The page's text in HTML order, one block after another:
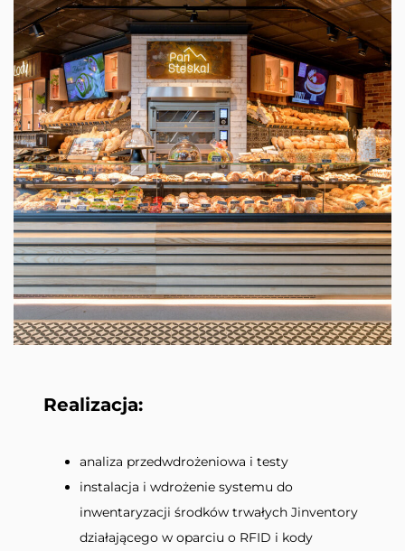
Realizacja:
analiza przedwdrożeniowa i testy
instalacja i wdrożenie systemu do
inwentaryzacji środków trwałych Jinventory
działającego w oparciu o RFID i kody